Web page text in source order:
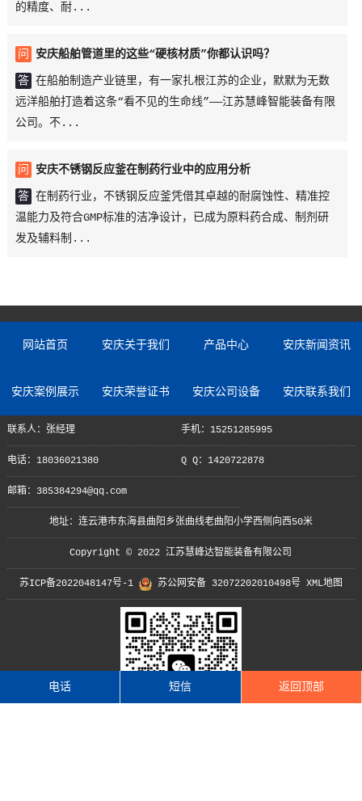
的精度、耐...
问 安庆船舶管道里的这些“硬核材质”你都认识吗？
答 在船舶制造产业链里，有一家扎根江苏的企业，默默为无数
远洋船舶打造着这条“看不见的生命线”——江苏慧峰智能装备有限
公司。不...
问 安庆不锈钢反应釜在制药行业中的应用分析
答 在制药行业，不锈钢反应釜凭借其卓越的耐腐蚀性、精准控
温能力及符合GMP标准的洁净设计，已成为原料药合成、制剂研
发及辅料制...
网站首页 安庆关于我们 产品中心 安庆新闻资讯
安庆案例展示 安庆荣誉证书 安庆公司设备 安庆联系我们
联系人：张经理 手机：15251285995
电话：18036021380 Q Q：1420722878
邮箱：385384294@qq.com
地址：连云港市东海县曲阳乡张曲线老曲阳小学西侧向西50米
Copyright © 2022 江苏慧峰达智能装备有限公司
苏ICP备2022048147号-1 苏公网安备 32072202010498号 XML地图
电话 短信 返回顶部